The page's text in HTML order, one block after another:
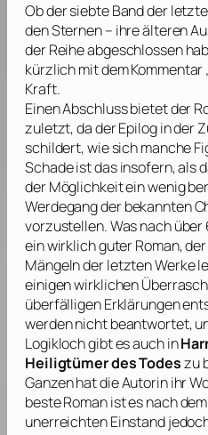
Ob der siebte Band der
den Sternen – ihre älteren
der Reihe abgeschlossen
kürzlich mit dem Kommentar
Kraft.
Einen Abschluss bietet der
zuletzt, da der Epilog in der
schildert, wie sich manche
Schade ist das insofern, als
der Möglichkeit ein wenig
Werdegang der bekannten
vorzustellen. Was nach
ein wirklich guter Roman,
Mängeln der letzten Werke
einigen wirklichen
überfälligen Erklärungen
werden nicht beantwortet,
Logikloch gibt es auch in
Heiligtümer des Todeszu
Ganzen hat die Autorin ihr
beste Roman ist es nach
unerreichten Einstand